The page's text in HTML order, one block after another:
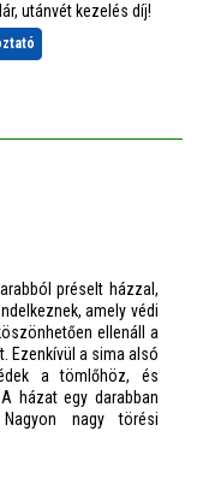
utánvét kezelés díj!
préselt házzal,
amely védi
ellenáll a
Ezenkívül a sima alsó
a tömlőhöz, és
házat egy darabban
nagy törési